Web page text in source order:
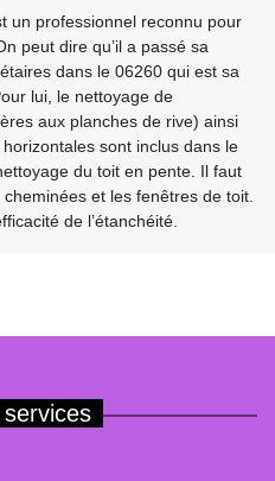
un professionnel reconnu pour
peut dire qu’il a passé sa
dans le 06260 qui est sa
lui, le nettoyage de
aux planches de rive) ainsi
sont inclus dans le
du toit en pente. Il faut
et les fenêtres de toit.
de l’étanchéité.